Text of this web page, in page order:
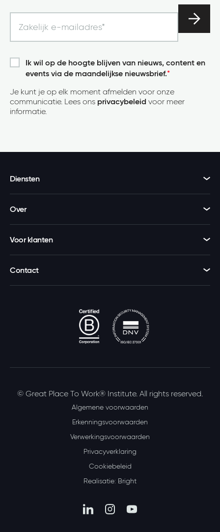
Ik wil op de hoogte blijven van nieuws, content en
events via de maandelijkse nieuwsbrief.*
Je kunt je op elk moment afmelden voor onze
communicatie. Lees ons privacybeleid voor meer
informatie.
Diensten
Over
Voor klanten
Contact
© Great Place To Work® Institute. All rights reserved.
Algemene voorwaarden
Erkenningsvoorwaarden
Verwerkingsvoorwaarden
Privacyverklaring
Cookiebeleid
Realisatie: Bright